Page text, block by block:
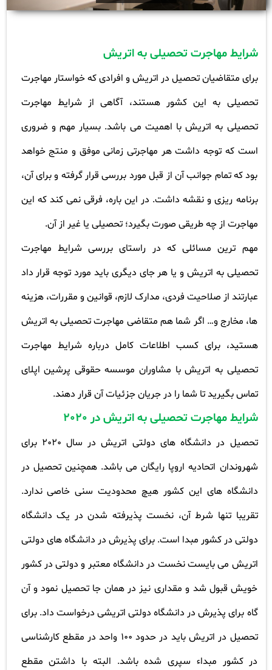
شرایط مهاجرت تحصیلی به اتریش
برای متقاضیان تحصیل در اتریش و افرادی که خواستار مهاجرت
تحصیلی به این کشور هستند، آگاهی از شرایط مهاجرت
تحصیلی به اتریش با اهمیت می باشد. بسیار مهم و ضروری
است که توجه داشت هر مهاجرتی زمانی موفق و منتج خواهد
بود که تمام جوانب آن از قبل مورد بررسی قرار گرفته و برای آن،
برنامه ریزی و نقشه داشت. در این باره، فرقی نمی کند که این
مهاجرت از چه طریقی صورت بگیرد؛ تحصیلی یا غیر از آن.
مهم ترین مسائلی که در راستای بررسی شرایط مهاجرت
تحصیلی به اتریش و یا هر جای دیگری باید مورد توجه قرار داد
عبارتند از صلاحیت فردی، مدارک لازم، قوانین و مقررات، هزینه
ها، مخارج و… اگر شما هم متقاضی مهاجرت تحصیلی به اتریش
هستید، برای کسب اطلاعات کامل درباره شرایط مهاجرت
تحصیلی به اتریش با مشاوران موسسه حقوقی پرشین اپلای
تماس بگیرید تا شما را در جریان جزئیات آن قرار دهند.
شرایط مهاجرت تحصیلی به اتریش در 2020
تحصیل در دانشگاه های دولتی اتریش در سال 2020 برای
شهروندان اتحادیه اروپا رایگان می باشد. همچنین تحصیل در
دانشگاه های این کشور هیچ محدودیت سنی خاصی ندارد.
تقریبا تنها شرط آن، نخست پذیرفته شدن در یک دانشگاه
دولتی در کشور مبدا است. برای پذیرش در دانشگاه های دولتی
اتریش می بایست نخست در دانشگاه معتبر و دولتی در کشور
خویش قبول شد و مقداری نیز در همان جا تحصیل نمود و آن
گاه برای پذیرش در دانشگاه دولتی اتریشی درخواست داد. برای
تحصیل در اتریش باید در حدود 100 واحد در مقطع کارشناسی
در کشور مبداء سپری شده باشد. البته با داشتن مقطع